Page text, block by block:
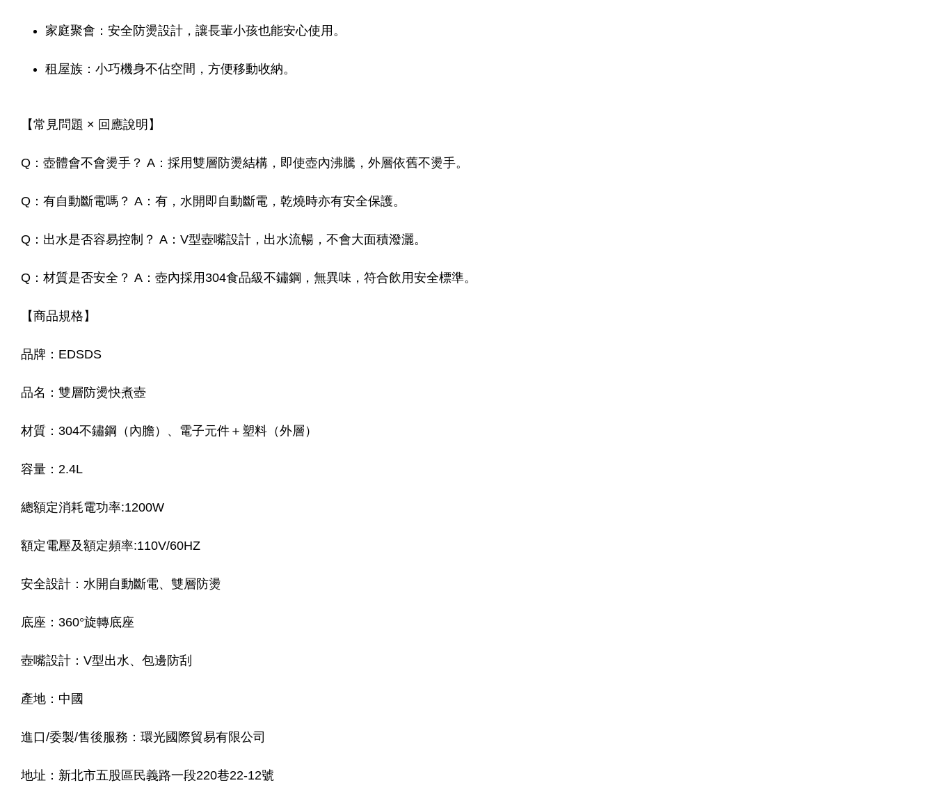
家庭聚會：安全防燙設計，讓長輩小孩也能安心使用。
租屋族：小巧機身不佔空間，方便移動收納。
【常見問題 × 回應說明】
Q：壺體會不會燙手？ A：採用雙層防燙結構，即使壺內沸騰，外層依舊不燙手。
Q：有自動斷電嗎？ A：有，水開即自動斷電，乾燒時亦有安全保護。
Q：出水是否容易控制？ A：V型壺嘴設計，出水流暢，不會大面積潑灑。
Q：材質是否安全？ A：壺內採用304食品級不鏽鋼，無異味，符合飲用安全標準。
【商品規格】
品牌：EDSDS
品名：雙層防燙快煮壺
材質：304不鏽鋼（內膽）、電子元件＋塑料（外層）
容量：2.4L
總額定消耗電功率:1200W
額定電壓及額定頻率:110V/60HZ
安全設計：水開自動斷電、雙層防燙
底座：360°旋轉底座
壺嘴設計：V型出水、包邊防刮
產地：中國
進口/委製/售後服務：環光國際貿易有限公司
地址：新北市五股區民義路一段220巷22-12號